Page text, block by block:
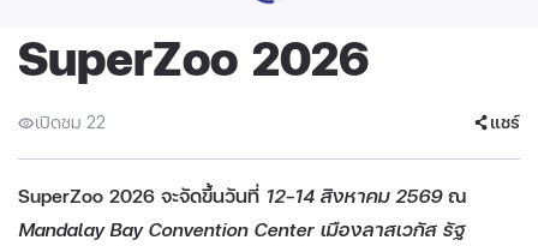
SuperZoo 2026
เปิดชม 22 แชร์
SuperZoo 2026 จะจัดขึ้นวันที่ 12–14 สิงหาคม 2569ณ
Mandalay Bay Convention Center เมืองลาสเวกัส รัฐ